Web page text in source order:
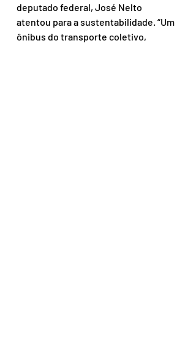
deputado federal, José Nelto
atentou para a sustentabilidade. “Um
ônibus do transporte coletivo,